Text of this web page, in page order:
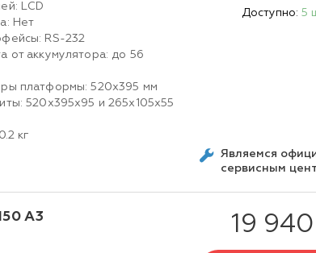
LСD
Нет
RS-232
от аккумулятора: до 56
платформы: 520х395 мм
520х395х95 и 265х105х55
кг
Доступно: 5
Являемся
сервисным
А3 19